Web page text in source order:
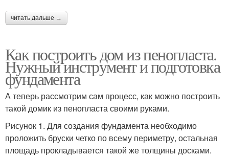
читать дальше →
Как построить дом из пенопласта.
Нужный инструмент и подготовка
фундамента
А теперь рассмотрим сам процесс, как можно построить
такой домик из пенопласта своими руками.
Рисунок 1. Для создания фундамента необходимо
проложить бруски четко по всему периметру, остальная
площадь прокладывается такой же толщины досками.